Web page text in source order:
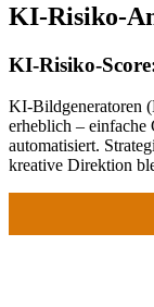
KI-Risiko-
KI-Risiko-
KI-Bildgeneratoren
erheblich – einfache
automatisiert.
kreative Direktion